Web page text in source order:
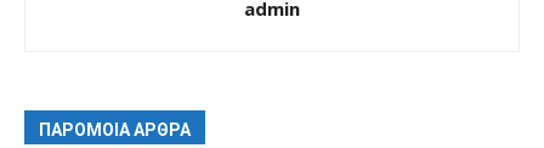
admin
ΠΑΡΟΜΟΙΑ ΑΡΘΡΑ